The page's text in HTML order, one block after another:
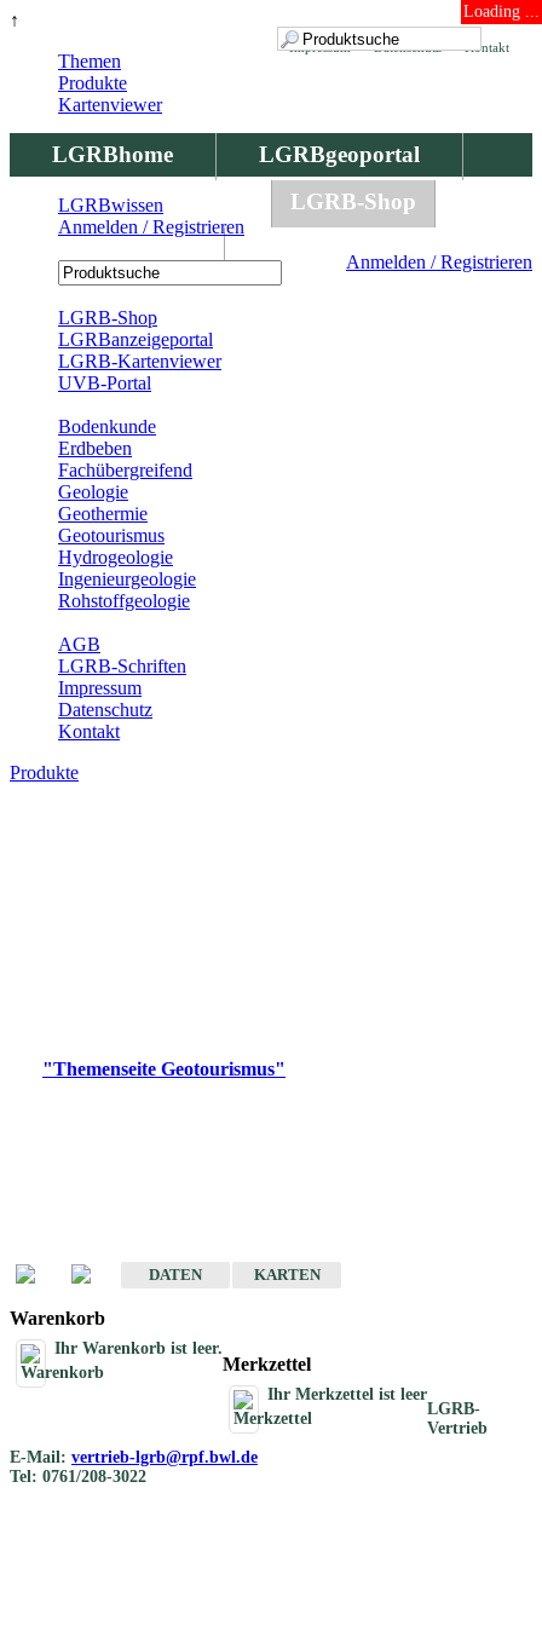
↑ Loading ...
Kontakt
Datenschutz
Impressum
LGRBhome
LGRBgeoportal
LGRBbohrungen
LGRB-Shop
Anmelden / Registrieren
Themen
Produkte
Kartenviewer
LGRBwissen
Anmelden / Registrieren
LGRB-Shop
LGRBanzeigeportal
LGRB-Kartenviewer
UVB-Portal
Bodenkunde
Erdbeben
Fachübergreifend
Geologie
Geothermie
Geotourismus
Hydrogeologie
Ingenieurgeologie
Rohstoffgeologie
AGB
LGRB-Schriften
Impressum
Datenschutz
Kontakt
Produkte
"Themenseite Geotourismus"
DATEN
KARTEN
Warenkorb
Ihr Warenkorb ist leer.
Merkzettel
Ihr Merkzettel ist leer
LGRB-
Vertrieb
E-Mail: vertrieb-lgrb@rpf.bwl.de
Tel: 0761/208-3022